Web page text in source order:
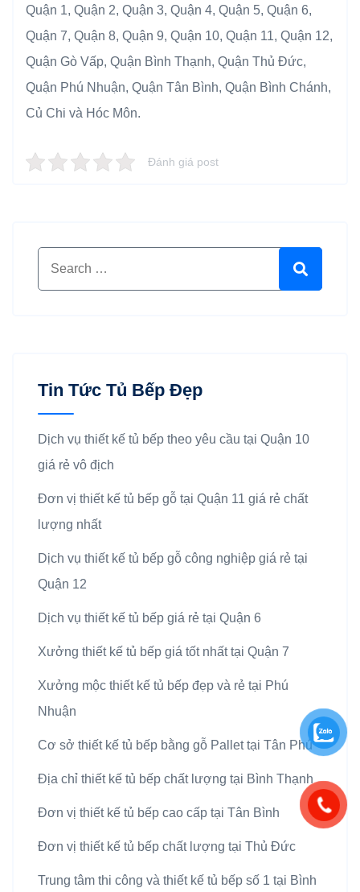
Quận 1, Quận 2, Quận 3, Quận 4, Quận 5, Quận 6,
Quận 7, Quận 8, Quận 9, Quận 10, Quận 11, Quận 12,
Quận Gò Vấp, Quận Bình Thạnh, Quận Thủ Đức,
Quận Phú Nhuận, Quận Tân Bình, Quận Bình Chánh,
Củ Chi và Hóc Môn.
Đánh giá post
Tin Tức Tủ Bếp Đẹp
Dịch vụ thiết kế tủ bếp theo yêu cầu tại Quận 10
giá rẻ vô địch
Đơn vị thiết kế tủ bếp gỗ tại Quận 11 giá rẻ chất
lượng nhất
Dịch vụ thiết kế tủ bếp gỗ công nghiệp giá rẻ tại
Quận 12
Dịch vụ thiết kế tủ bếp giá rẻ tại Quận 6
Xưởng thiết kế tủ bếp giá tốt nhất tại Quận 7
Xưởng mộc thiết kế tủ bếp đẹp và rẻ tại Phú
Nhuận
Cơ sở thiết kế tủ bếp bằng gỗ Pallet tại Tân Phú
Địa chỉ thiết kế tủ bếp chất lượng tại Bình Thạnh
Đơn vị thiết kế tủ bếp cao cấp tại Tân Bình
Đơn vị thiết kế tủ bếp chất lượng tại Thủ Đức
Trung tâm thi công và thiết kế tủ bếp số 1 tại Bình